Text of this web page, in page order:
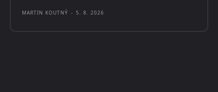
MARTIN KOUTNÝ - 5. 8. 2026